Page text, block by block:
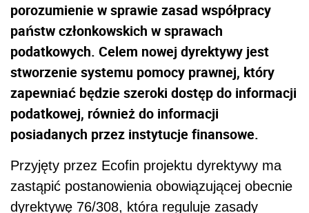
porozumienie w sprawie zasad współpracy
państw członkowskich w sprawach
podatkowych. Celem nowej dyrektywy jest
stworzenie systemu pomocy prawnej, który
zapewniać będzie szeroki dostęp do informacji
podatkowej, również do informacji
posiadanych przez instytucje finansowe.
Przyjęty przez Ecofin projektu dyrektywy ma
zastąpić postanowienia obowiązującej obecnie
dyrektywę 76/308, która reguluje zasady